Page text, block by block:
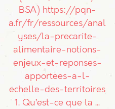
BSA) https://pqn-
a.fr/fr/ressources/anal
yses/la-precarite-
alimentaire-notions-
enjeux-et-reponses-
apportees-a-l-
echelle-des-territoires
1. Qu’est-ce que la ...